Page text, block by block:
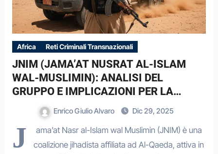
Africa Reti Criminali Transnazionali
JNIM (JAMA’AT NUSRAT AL-ISLAM
WAL-MUSLIMIN): ANALISI DEL
GRUPPO E IMPLICAZIONI PER LA
SICUREZZA ITALIANA
Enrico Giulio Alvaro Dic 29, 2025
J
ama’at Nasr al-Islam wal Muslimin (JNIM) è una
coalizione jihadista affiliata ad Al-Qaeda, attiva in